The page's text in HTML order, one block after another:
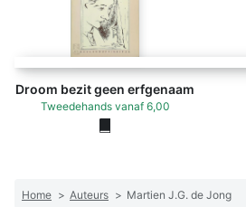
Droom bezit geen erfgenaam
Tweedehands vanaf 6,00
Home > Auteurs > Martien J.G. de Jong